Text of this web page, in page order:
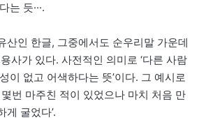
듯···.
산인 한글, 그중에서도 순우리말 가운데
사가 있다. 사전적인 의미로 ‘다른 사람
이 없고 어색하다는 뜻’이다. 그 예시로
번 마주친 적이 있었으나 마치 처음 만
게 굴었다’.